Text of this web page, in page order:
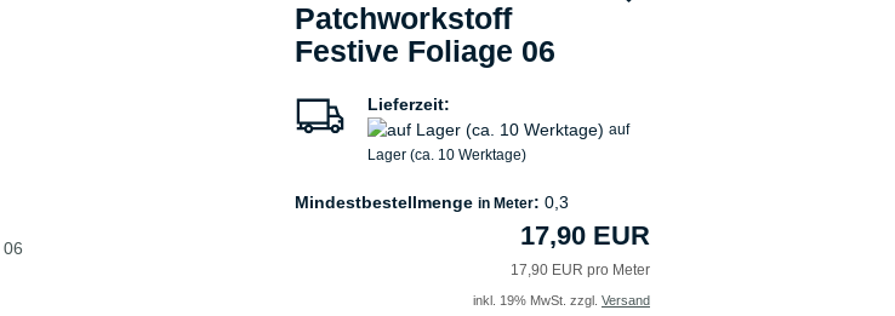
Passwort vergessen?Patchworkstoff
Festive Foliage 06
Lieferzeit:
auf
Lager (ca. 10 Werktage)
Mindestbestellmenge in Meter: 0,3
17,90 EUR
17,90 EUR pro Meter
inkl. 19% MwSt. zzgl. Versand